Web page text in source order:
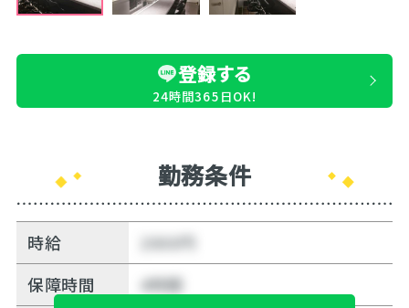
登録する
24時間365日OK!
勤務条件
時給
2000円
保障時間
4時間